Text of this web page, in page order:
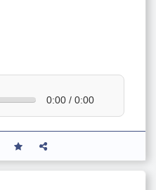
0:00 / 0:00